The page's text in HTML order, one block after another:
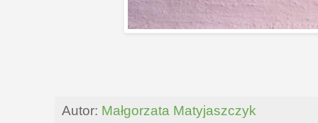
Autor: Małgorzata Matyjaszczyk